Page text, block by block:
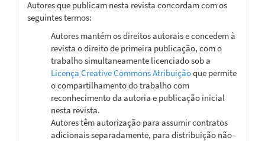
Autores que publicam nesta revista concordam com os
seguintes termos:
Autores mantém os direitos autorais e concedem à
revista o direito de primeira publicação, com o
trabalho simultaneamente licenciado sob a
Licença Creative Commons Atribuiçãoque permite
o compartilhamento do trabalho com
reconhecimento da autoria e publicação inicial
nesta revista.
Autores têm autorização para assumir contratos
adicionais separadamente, para distribuição não-